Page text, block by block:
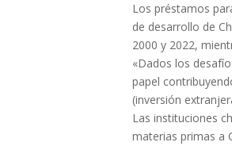
Los préstamos
de desarrollo de
2000 y 2022,
«Dados los
papel
(inversión
Las instituciones
materias primas a